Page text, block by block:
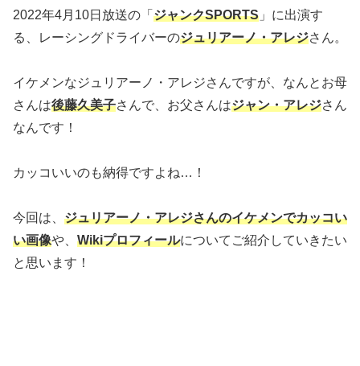
2022年4月10日放送の「 ジャンクSPORTS 」に出演す
る、レーシングドライバーのジュリアーノ・アレジさん。
イケメンなジュリアーノ・アレジさんですが、なんとお母
さんは後藤久美子さんで、お父さんはジャン・アレジさん
なんです！
カッコいいのも納得ですよね…！
今回は、 ジュリアーノ・アレジさんのイケメンでカッコい
い画像や、 Wikiプロフィールについてご紹介していきたい
と思います！